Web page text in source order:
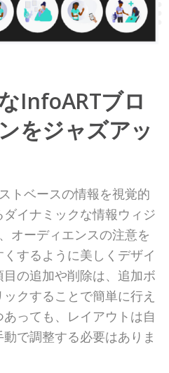
InfoARTブロ
をジャズアッ
トベースの情報を視覚的
イナミックな情報ウィジ
オーディエンスの注意を
するように美しくデザイ
の追加や削除は、追加ボ
クすることで簡単に行え
っても、レイアウトは自
で調整する必要はありま